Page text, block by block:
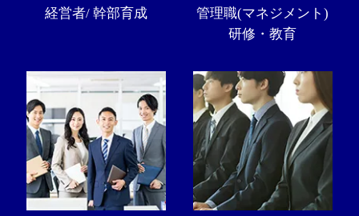
経営者/ 幹部育成
管理職(マネジメント)
研修・教育